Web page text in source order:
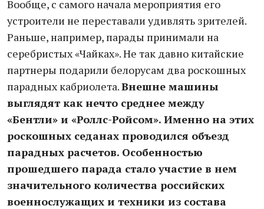
Вообще, с самого начала мероприятия его
устроители не переставали удивлять зрителей.
Раньше, например, парады принимали на
серебристых «Чайках». Не так давно китайские
партнеры подарили белорусам два роскошных
парадных кабриолета.Внешне машины
выглядят как нечто среднее между
«Бентли» и «Роллс-Ройсом». Именно на этих
роскошных седанах проводился объезд
парадных расчетов. Особенностью
прошедшего парада стало участие в нем
значительного количества российских
военнослужащих и техники из состава